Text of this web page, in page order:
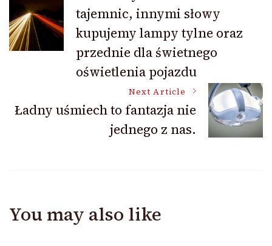
Navigationtajemnic, innymi słowy
kupujemy lampy tylne oraz
przednie dla świetnego
oświetlenia pojazdu
Next Article
Ładny uśmiech to fantazja nie
jednego z nas.
You may also like